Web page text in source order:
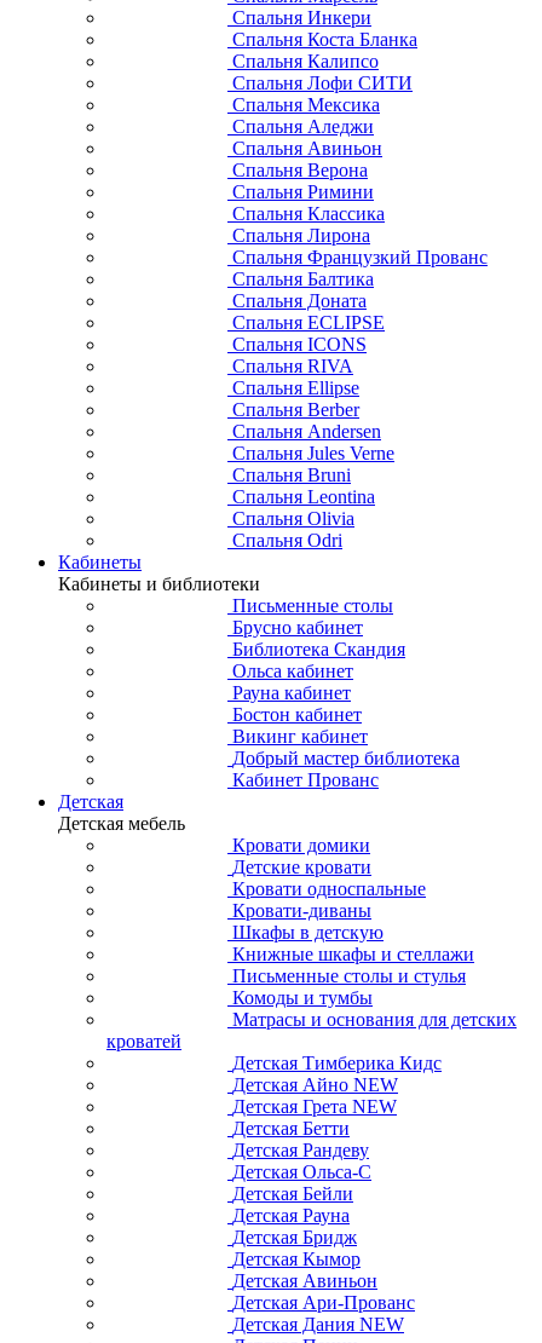
Спальня Инкери
Спальня Коста Бланка
Спальня Калипсо
Спальня Лофи СИТИ
Спальня Мексика
Спальня Аледжи
Спальня Авиньон
Спальня Верона
Спальня Римини
Спальня Классика
Спальня Лирона
Спальня Французкий Прованс
Спальня Балтика
Спальня Доната
Спальня ECLIPSE
Спальня ICONS
Спальня RIVA
Спальня Ellipse
Спальня Berber
Спальня Andersen
Спальня Jules Verne
Спальня Bruni
Спальня Leontina
Спальня Olivia
Спальня Odri
Кабинеты
Кабинеты и библиотеки
Письменные столы
Брусно кабинет
Библиотека Скандия
Ольса кабинет
Рауна кабинет
Бостон кабинет
Викинг кабинет
Добрый мастер библиотека
Кабинет Прованс
Детская
Детская мебель
Кровати домики
Детские кровати
Кровати односпальные
Кровати-диваны
Шкафы в детскую
Книжные шкафы и стеллажи
Письменные столы и стулья
Комоды и тумбы
Матрасы и основания для детских
кроватей
Детская Тимберика Кидс
Детская Айно NEW
Детская Грета NEW
Детская Бетти
Детская Рандеву
Детская Ольса-С
Детская Бейли
Детская Рауна
Детская Бридж
Детская Кымор
Детская Авиньон
Детская Ари-Прованс
Детская Дания NEW